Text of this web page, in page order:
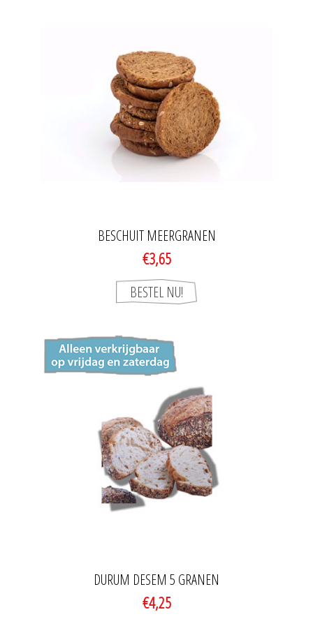
BESCHUIT MEERGRANEN
€3,65
DURUM DESEM 5 GRANEN
€4,25